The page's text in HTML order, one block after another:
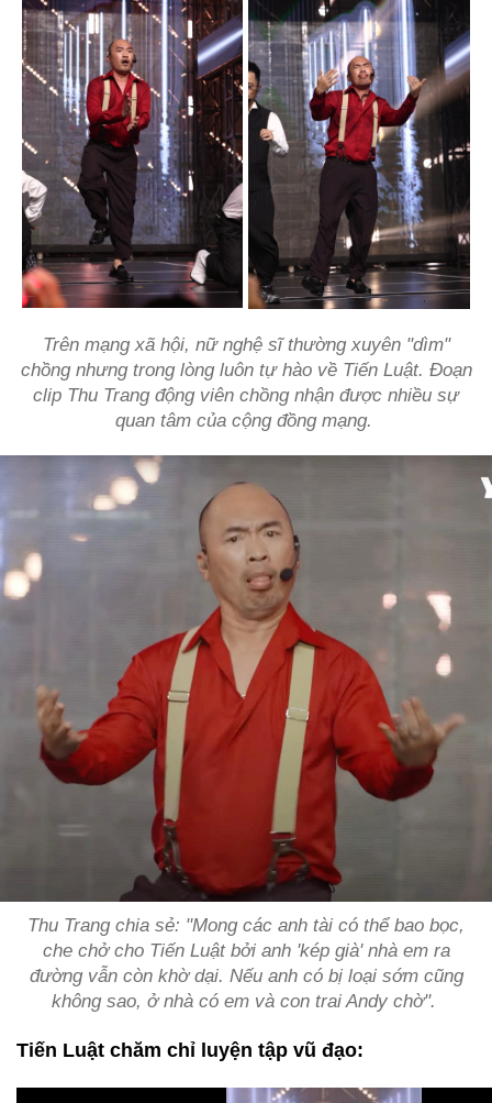
Trên mạng xã hội, nữ nghệ sĩ thường xuyên "dìm"
chồng nhưng trong lòng luôn tự hào về Tiến Luật. Đoạn
clip Thu Trang động viên chồng nhận được nhiều sự
quan tâm của cộng đồng mạng.
Thu Trang chia sẻ: "Mong các anh tài có thể bao bọc,
che chở cho Tiến Luật bởi anh 'kép già' nhà em ra
đường vẫn còn khờ dại. Nếu anh có bị loại sớm cũng
không sao, ở nhà có em và con trai Andy chờ".
Tiến Luật chăm chỉ luyện tập vũ đạo: